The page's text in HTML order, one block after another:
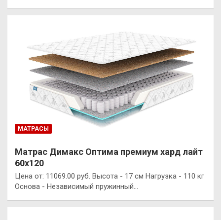
МАТРАСЫ
Матрас Димакс Оптима премиум хард лайт
60х120
Цена от: 11069.00 руб. Высота - 17 см Нагрузка - 110 кг
Основа - Независимый пружинный…